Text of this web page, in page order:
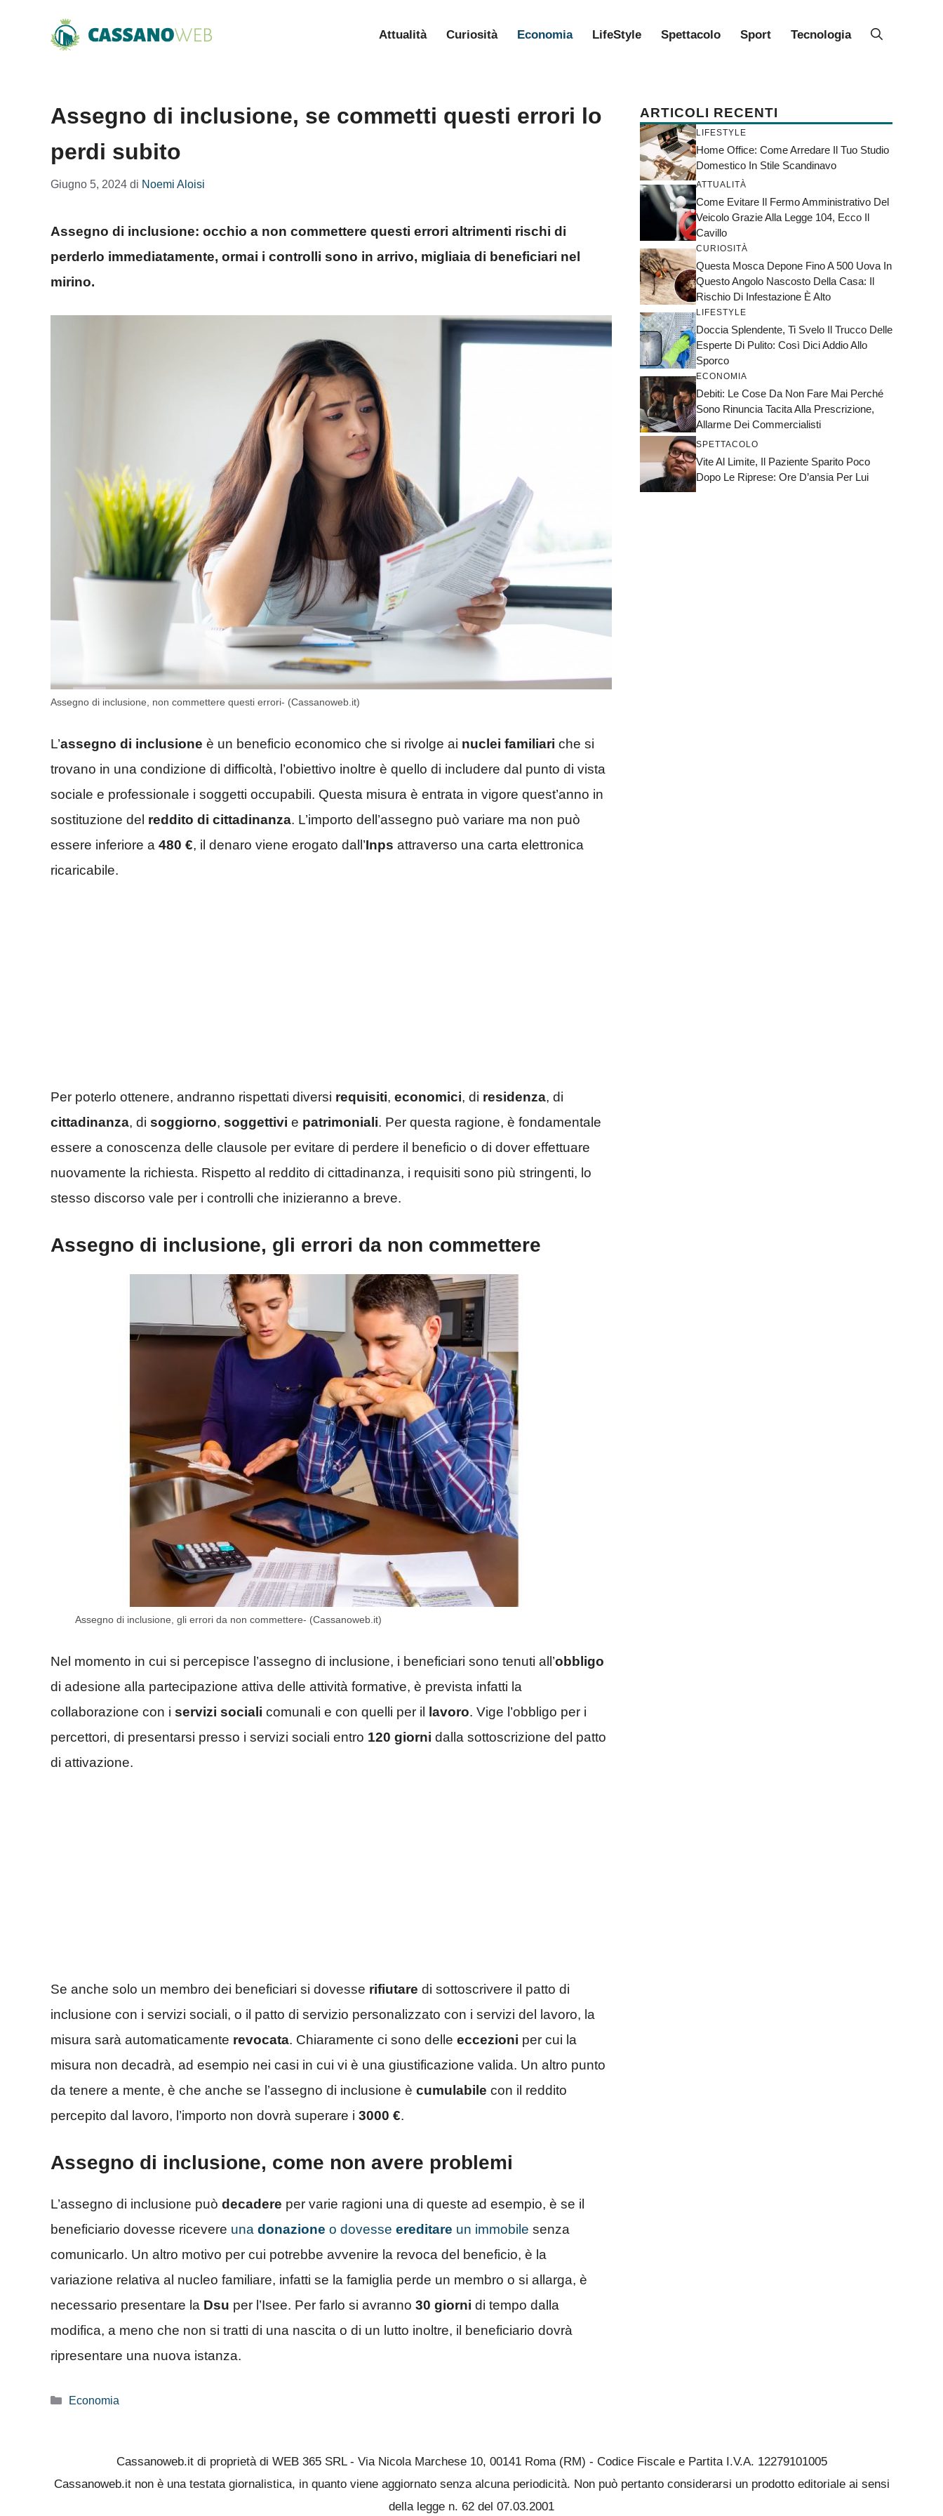
Attualità Curiosità Economia LifeStyle Spettacolo Sport Tecnologia
Assegno di inclusione, se commetti questi errori lo
perdi subito
Giugno 5, 2024 di Noemi Aloisi
Assegno di inclusione: occhio a non commettere questi errori altrimenti rischi di
perderlo immediatamente, ormai i controlli sono in arrivo, migliaia di beneficiari nel
mirino.
Assegno di inclusione, non commettere questi errori- (Cassanoweb.it)
L’assegno di inclusione è un beneficio economico che si rivolge ai nuclei familiari che si
trovano in una condizione di difficoltà, l’obiettivo inoltre è quello di includere dal punto di vista
sociale e professionale i soggetti occupabili. Questa misura è entrata in vigore quest’anno in
sostituzione del reddito di cittadinanza. L’importo dell’assegno può variare ma non può
essere inferiore a 480 €, il denaro viene erogato dall’Inps attraverso una carta elettronica
ricaricabile.
Per poterlo ottenere, andranno rispettati diversi requisiti, economici, di residenza, di
cittadinanza, di soggiorno, soggettivi e patrimoniali. Per questa ragione, è fondamentale
essere a conoscenza delle clausole per evitare di perdere il beneficio o di dover effettuare
nuovamente la richiesta. Rispetto al reddito di cittadinanza, i requisiti sono più stringenti, lo
stesso discorso vale per i controlli che inizieranno a breve.
Assegno di inclusione, gli errori da non commettere
Assegno di inclusione, gli errori da non commettere- (Cassanoweb.it)
Nel momento in cui si percepisce l’assegno di inclusione, i beneficiari sono tenuti all’obbligo
di adesione alla partecipazione attiva delle attività formative, è prevista infatti la
collaborazione con i servizi sociali comunali e con quelli per il lavoro. Vige l’obbligo per i
percettori, di presentarsi presso i servizi sociali entro 120 giorni dalla sottoscrizione del patto
di attivazione.
Se anche solo un membro dei beneficiari si dovesse rifiutare di sottoscrivere il patto di
inclusione con i servizi sociali, o il patto di servizio personalizzato con i servizi del lavoro, la
misura sarà automaticamente revocata. Chiaramente ci sono delle eccezioni per cui la
misura non decadrà, ad esempio nei casi in cui vi è una giustificazione valida. Un altro punto
da tenere a mente, è che anche se l’assegno di inclusione è cumulabile con il reddito
percepito dal lavoro, l’importo non dovrà superare i 3000 €.
Assegno di inclusione, come non avere problemi
L’assegno di inclusione può decadere per varie ragioni una di queste ad esempio, è se il
beneficiario dovesse ricevere una donazione o dovesse ereditare un immobile senza
comunicarlo. Un altro motivo per cui potrebbe avvenire la revoca del beneficio, è la
variazione relativa al nucleo familiare, infatti se la famiglia perde un membro o si allarga, è
necessario presentare la Dsu per l’Isee. Per farlo si avranno 30 giorni di tempo dalla
modifica, a meno che non si tratti di una nascita o di un lutto inoltre, il beneficiario dovrà
ripresentare una nuova istanza.
Categorie
Economia
ARTICOLI RECENTI
LIFESTYLE
Home Office: Come Arredare Il Tuo Studio
Domestico In Stile Scandinavo
ATTUALITÀ
Come Evitare Il Fermo Amministrativo Del
Veicolo Grazie Alla Legge 104, Ecco Il
Cavillo
CURIOSITÀ
Questa Mosca Depone Fino A 500 Uova In
Questo Angolo Nascosto Della Casa: Il
Rischio Di Infestazione È Alto
LIFESTYLE
Doccia Splendente, Ti Svelo Il Trucco Delle
Esperte Di Pulito: Così Dici Addio Allo
Sporco
ECONOMIA
Debiti: Le Cose Da Non Fare Mai Perché
Sono Rinuncia Tacita Alla Prescrizione,
Allarme Dei Commercialisti
SPETTACOLO
Vite Al Limite, Il Paziente Sparito Poco
Dopo Le Riprese: Ore D’ansia Per Lui
Cassanoweb.it di proprietà di WEB 365 SRL - Via Nicola Marchese 10, 00141 Roma (RM) - Codice Fiscale e Partita I.V.A. 12279101005
Cassanoweb.it non è una testata giornalistica, in quanto viene aggiornato senza alcuna periodicità. Non può pertanto considerarsi un prodotto editoriale ai sensi
della legge n. 62 del 07.03.2001